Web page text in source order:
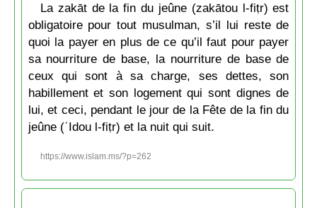
La zakāt de la fin du jeûne (zakātou l-fiṭr) est
obligatoire pour tout musulman, s’il lui reste de
quoi la payer en plus de ce qu’il faut pour payer
sa nourriture de base, la nourriture de base de
ceux qui sont à sa charge, ses dettes, son
habillement et son logement qui sont dignes de
lui, et ceci, pendant le jour de la Fête de la fin du
jeûne (ʿIdou l-fiṭr) et la nuit qui suit.
https://www.islam.ms/?p=262